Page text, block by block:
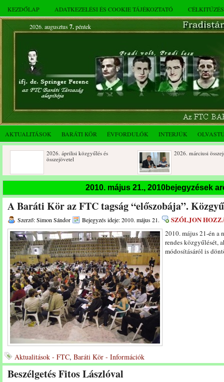
KEZDŐLAP ADATKEZELÉSI ÉS COOKIE TÁJÉKOZTATÓ
2026. augusztus 7.péntek
AKTUALITÁSOK BARÁTI KÖR ÉVFORDULÓK INTERJÚK
2026. áprilisi közgyűlés és
2026. márciusi összejövetel
Rendkívüli közgyűlés és a 2025.
Dálnoki József 90 éves
2010. május 21., 2010bejegyzések
A Baráti Kör az FTC tagság “előszobája”.
Szerző: Simon Sándor Bejegyzés ideje: 2010. május 21. SZÓLJON
2010. május 21-én a
rendes közgyűlését,
módosításáról is
Aktualitások - FTC, Baráti Kör - Információk
Beszélgetés Fitos Lászlóval